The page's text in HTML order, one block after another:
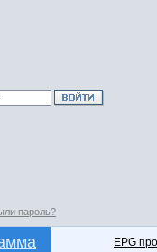
пароль?
EPG